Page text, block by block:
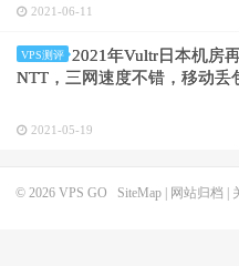
2021-06-11
VPS测评
2021年Vultr日本机房
NTT，三网速度不错，移动丢
2021-05-19
© 2026 VPS GO SiteMap| 网站归档